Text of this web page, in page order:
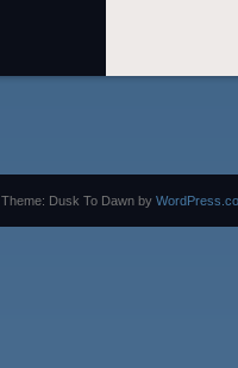
Theme: Dusk To Dawn by